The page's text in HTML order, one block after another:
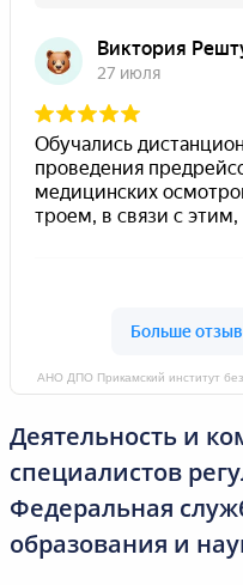
АНО ДПО Прикамский институт
Деятельность и
специалистов
Федеральная
образования и